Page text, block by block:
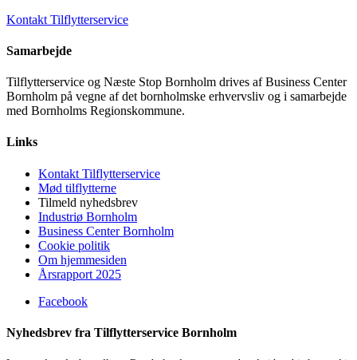
Kontakt Tilflytterservice
Samarbejde
Tilflytterservice og Næste Stop Bornholm drives af Business Center
Bornholm på vegne af det bornholmske erhvervsliv og i samarbejde
med Bornholms Regionskommune.
Links
Kontakt Tilflytterservice
Mød tilflytterne
Tilmeld nyhedsbrev
Industriø Bornholm
Business Center Bornholm
Cookie politik
Om hjemmesiden
Årsrapport 2025
Facebook
Nyhedsbrev fra Tilflytterservice Bornholm